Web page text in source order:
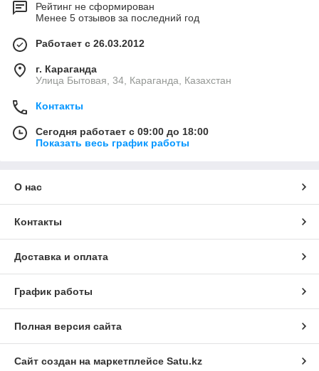
Рейтинг не сформирован
Менее 5 отзывов за последний год
Работает с 26.03.2012
г. Караганда
Улица Бытовая, 34, Караганда, Казахстан
Контакты
Сегодня работает с 09:00 до 18:00
Показать весь график работы
О нас
Контакты
Доставка и оплата
График работы
Полная версия сайта
Сайт создан на маркетплейсе Satu.kz